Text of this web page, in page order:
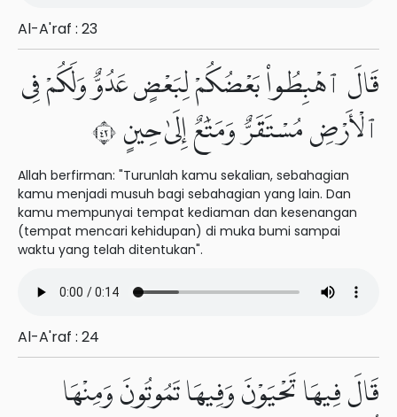
Al-A'raf : 23
قَالَ ٱهْبِطُوا۟ بَعْضُكُمْ لِبَعْضٍ عَدُوٌّ وَلَكُمْ فِى
ٱلْأَرْضِ مُسْتَقَرٌّ وَمَتَٰعٌ إِلَىٰ حِينٍ ٢٤
Allah berfirman: "Turunlah kamu sekalian, sebahagian
kamu menjadi musuh bagi sebahagian yang lain. Dan
kamu mempunyai tempat kediaman dan kesenangan
(tempat mencari kehidupan) di muka bumi sampai
waktu yang telah ditentukan".
Al-A'raf : 24
قَالَ فِيهَا تَحْيَوْنَ وَفِيهَا تَمُوتُونَ وَمِنْهَا